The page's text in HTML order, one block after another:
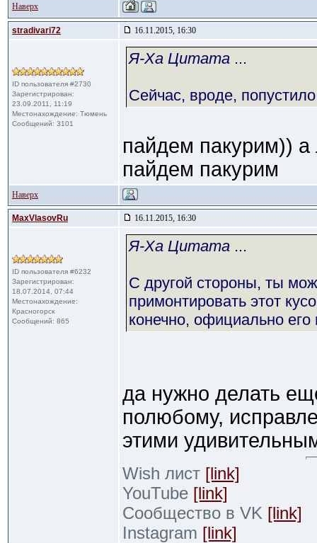
Наверх
stradivari72 16.11.2015, 16:30
ID пользователя #2730
Зарегистрирован:
23.09.2011, 11:19
Местонахождение: Тюмень
Сообщений: 3101
Я-Ха Цитата ...
Сейчас, вроде,
пайдем пакурим))
пайдем пакурим
Наверх
MaxVlasovRu 16.11.2015, 16:30
ID пользователя #6232
Зарегистрирован:
18.07.2014, 07:44
Местонахождение:
Красногорск
Сообщений: 865
Я-Ха Цитата ...
С другой стороны, ты
примонтировать этот
конечно, официально
да нужно делать
полюбому,
этими
Wish лист [link]
YouTube [link]
Сообщество в VK [link]
Instagram [link]